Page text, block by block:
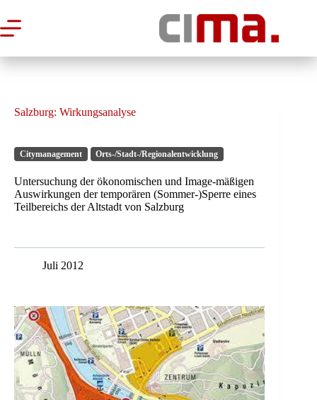
Inhalt
springen
Salzburg: Wirkungsanalyse
Citymanagement Orts-/Stadt-/Regionalentwicklung
Untersuchung der ökonomischen und Image-mäßigen
Auswirkungen der temporären (Sommer-)Sperre eines
Teilbereichs der Altstadt von Salzburg
Juli 2012